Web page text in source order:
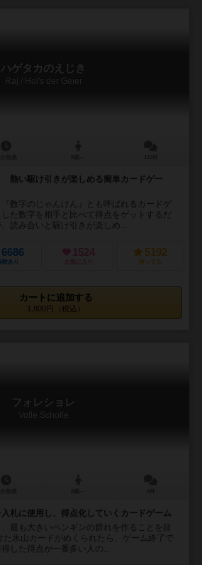
ハゲタカのえじき
Raj / Hol's der Geier
熱い駆け引きが楽しめる簡単カードゲー
数字のじゃんけん』とも呼ばれるカードゲ
た数字を相手と比べて得点をゲットするだ
読み合いと駆け引きが楽しめ...
6686
験あり
1524
お気に入り
5192
持ってる
カートに追加する
1,800円（税込）
フォレショレ
Volle Scholle
札に使用し、得点化していくカードゲーム
最も大きいペンギンの群れを作ることを目
氷山カードがめくられたら、ゲーム終了で
した得点が一番多い人の...